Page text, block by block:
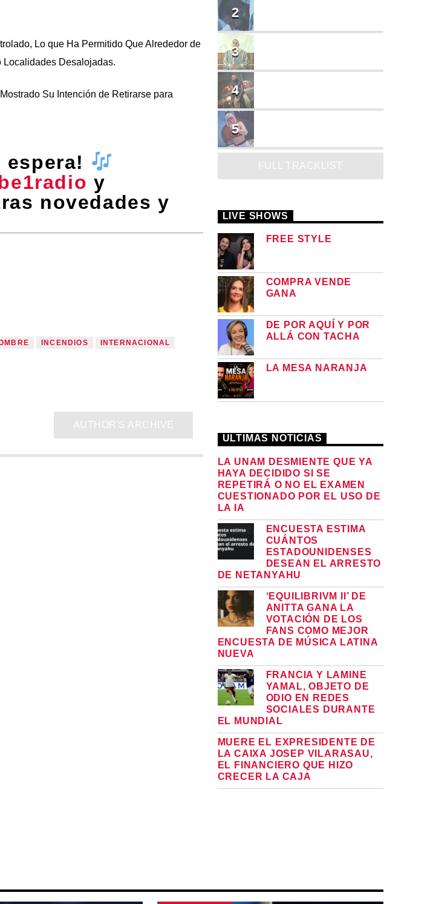
Lo que Ha Permitido Que Alrededor de
Localidades Desalojadas.
Su Intención de Retirarse para
espera!
y
novedades y
INCENDIOS INTERNACIONAL
AUTHOR'S ARCHIVE
2
3
4
5
FULL TRACKLIST
LIVE SHOWS
FREE STYLE
COMPRA VENDE
GANA
DE POR AQUÍ Y POR
ALLÁ CON TACHA
LA MESA NARANJA
ULTIMAS NOTICIAS
LA UNAM DESMIENTE QUE YA
HAYA DECIDIDO SI SE
REPETIRÁ O NO EL EXAMEN
CUESTIONADO POR EL USO DE
LA IA
ENCUESTA ESTIMA
CUÁNTOS
ESTADOUNIDENSES
DESEAN EL ARRESTO
DE NETANYAHU
‘EQUILIBRIVM II’ DE
ANITTA GANA LA
VOTACIÓN DE LOS
FANS COMO MEJOR
ENCUESTA DE MÚSICA LATINA
NUEVA
FRANCIA Y LAMINE
YAMAL, OBJETO DE
ODIO EN REDES
SOCIALES DURANTE
EL MUNDIAL
MUERE EL EXPRESIDENTE DE
LA CAIXA JOSEP VILARASAU,
EL FINANCIERO QUE HIZO
CRECER LA CAJA